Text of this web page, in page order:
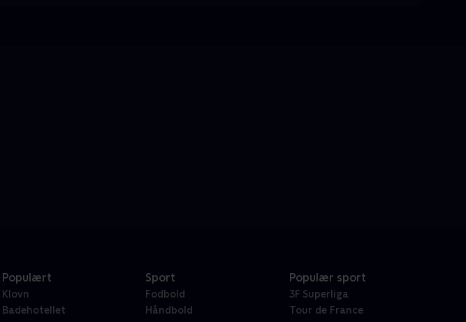
Populært
Klovn
Badehotellet
Sport
Fodbold
Håndbold
Populær sport
3F Superliga
Tour de France